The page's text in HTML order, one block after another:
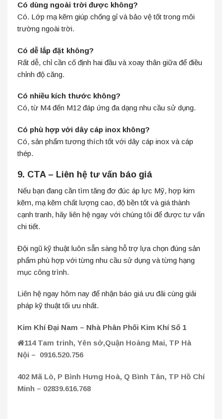
Có dùng ngoài trời được không?
Có. Lớp mạ kẽm giúp chống gỉ và bảo vệ tốt trong môi
trường ngoài trời.
Có dễ lắp đặt không?
Rất dễ, chỉ cần cố định hai đầu và xoay thân giữa để điều
chỉnh độ căng.
Có nhiều kích thước không?
Có, từ M4 đến M12 đáp ứng đa dạng nhu cầu sử dụng.
Có phù hợp với dây cáp inox không?
Có, sản phẩm tương thích tốt với dây cáp inox và cáp
thép.
9. CTA – Liên hệ tư vấn báo giá
Nếu bạn đang cần tìm tăng đơ đúc áp lực Mỹ, hợp kim
kẽm, mạ kẽm chất lượng cao, độ bền tốt và giá thành
cạnh tranh, hãy liên hệ ngay với chúng tôi để được tư vấn
chi tiết.
Đội ngũ kỹ thuật luôn sẵn sàng hỗ trợ lựa chọn đúng sản
phẩm phù hợp với từng nhu cầu sử dụng và từng hạng
mục công trình.
Liên hệ ngay hôm nay để nhận báo giá ưu đãi cùng giải
pháp kỹ thuật tối ưu nhất.
Kim Khí Đại Nam – Nhà Phân Phối Kim Khí Số 1
114 Tam trinh, Yên sở,Quận Hoàng Mai, TP Hà
Nội – 0916.520.756
402 Mã Lò, P Bình Hưng Hoà, Q Bình Tân, TP Hồ Chí
Minh – 02839.616.768